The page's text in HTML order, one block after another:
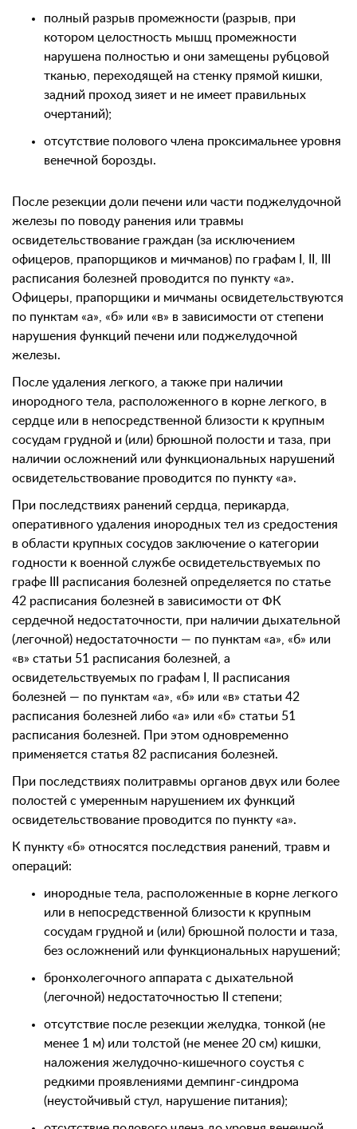
полный разрыв промежности (разрыв, при
котором целостность мышц промежности
нарушена полностью и они замещены рубцовой
тканью, переходящей на стенку прямой кишки,
задний проход зияет и не имеет правильных
очертаний);
отсутствие полового члена проксимальнее уровня
венечной борозды.
После резекции доли печени или части поджелудочной
железы по поводу ранения или травмы
освидетельствование граждан (за исключением
офицеров, прапорщиков и мичманов) по графам I, II, III
расписания болезней проводится по пункту «а».
Офицеры, прапорщики и мичманы освидетельствуются
по пунктам «а», «б» или «в» в зависимости от степени
нарушения функций печени или поджелудочной
железы.
После удаления легкого, а также при наличии
инородного тела, расположенного в корне легкого, в
сердце или в непосредственной близости к крупным
сосудам грудной и (или) брюшной полости и таза, при
наличии осложнений или функциональных нарушений
освидетельствование проводится по пункту «а».
При последствиях ранений сердца, перикарда,
оперативного удаления инородных тел из средостения
в области крупных сосудов заключение о категории
годности к военной службе освидетельствуемых по
графе III расписания болезней определяется по статье
42 расписания болезней в зависимости от ФК
сердечной недостаточности, при наличии дыхательной
(легочной) недостаточности — по пунктам «а», «б» или
«в» статьи 51 расписания болезней, а
освидетельствуемых по графам I, II расписания
болезней — по пунктам «а», «б» или «в» статьи 42
расписания болезней либо «а» или «б» статьи 51
расписания болезней. При этом одновременно
применяется статья 82 расписания болезней.
При последствиях политравмы органов двух или более
полостей с умеренным нарушением их функций
освидетельствование проводится по пункту «а».
К пункту «б» относятся последствия ранений, травм и
операций:
инородные тела, расположенные в корне легкого
или в непосредственной близости к крупным
сосудам грудной и (или) брюшной полости и таза,
без осложнений или функциональных нарушений;
бронхолегочного аппарата с дыхательной
(легочной) недостаточностью II степени;
отсутствие после резекции желудка, тонкой (не
менее 1 м) или толстой (не менее 20 см) кишки,
наложения желудочно-кишечного соустья с
редкими проявлениями демпинг-синдрома
(неустойчивый стул, нарушение питания);